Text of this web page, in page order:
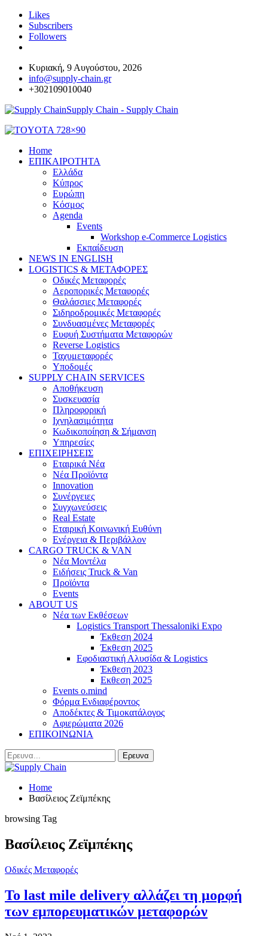
Likes
Subscribers
Followers
Κυριακή, 9 Αυγούστου, 2026
info@supply-chain.gr
+302109010040
Supply Chain - Supply Chain
Home
ΕΠΙΚΑΙΡΟΤΗΤΑ
Ελλάδα
Κύπρος
Ευρώπη
Κόσμος
Agenda
Events
Workshop e-Commerce Logistics
Εκπαίδευση
NEWS IN ENGLISH
LOGISTICS & ΜΕΤΑΦΟΡΕΣ
Οδικές Μεταφορές
Αεροπορικές Μεταφορές
Θαλάσσιες Μεταφορές
Σιδηροδρομικές Μεταφορές
Συνδυασμένες Μεταφορές
Ευφυή Συστήματα Μεταφορών
Reverse Logistics
Ταχυμεταφορές
Υποδομές
SUPPLY CHAIN SERVICES
Αποθήκευση
Συσκευασία
Πληροφορική
Ιχνηλασιμότητα
Κωδικοποίηση & Σήμανση
Υπηρεσίες
ΕΠΙΧΕΙΡΗΣΕΙΣ
Εταιρικά Νέα
Νέα Προϊόντα
Innovation
Συνέργειες
Συγχωνεύσεις
Real Estate
Εταιρική Κοινωνική Ευθύνη
Ενέργεια & Περιβάλλον
CARGO TRUCK & VAN
Νέα Μοντέλα
Ειδήσεις Truck & Van
Προϊόντα
Events
ABOUT US
Νέα των Εκθέσεων
Logistics Transport Thessaloniki Expo
Έκθεση 2024
Έκθεση 2025
Εφοδιαστική Αλυσίδα & Logistics
Έκθεση 2023
Εκθεση 2025
Events o.mind
Φόρμα Ενδιαφέροντος
Αποδέκτες & Τιμοκατάλογος
Αφιερώματα 2026
ΕΠΙΚΟΙΝΩΝΙΑ
Home
Βασίλειος Ζεϊμπέκης
browsing Tag
Βασίλειος Ζεϊμπέκης
Οδικές Μεταφορές
To last mile delivery αλλάζει τη μορφή
των εμπορευματικών μεταφορών